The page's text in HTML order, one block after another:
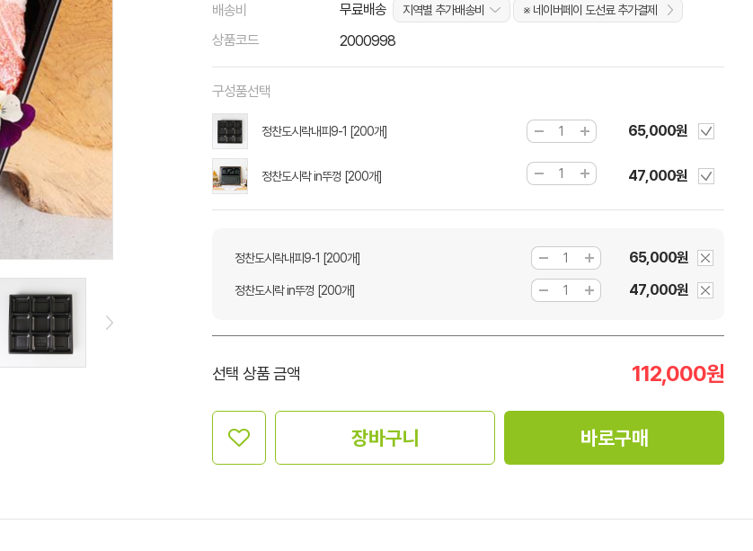
배송비
무료배송 지역별 추가배송비 ※ 네이버페이 도선료 추가결제
상품코드 2000998
구성품선택
정찬도시락내피9-1 [200개] 65,000원
정찬도시락 in뚜껑 [200개] 47,000원
정찬도시락내피9-1 [200개] 65,000원
정찬도시락 in뚜껑 [200개] 47,000원
선택 상품 금액 112,000원
장바구니 바로구매